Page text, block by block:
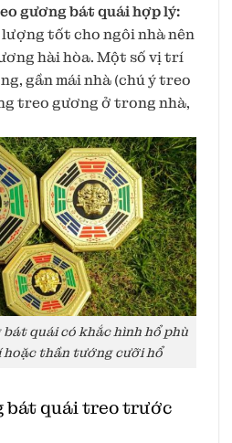
gương bát quái hợp lý:
tốt cho ngôi nhà nên
hài hòa. Một số vị trí
gần mái nhà (chú ý treo
treo gương ở trong nhà,
quái có khắc hình hổ phù
hoặc thần tướng cưỡi hổ
bát quái treo trước